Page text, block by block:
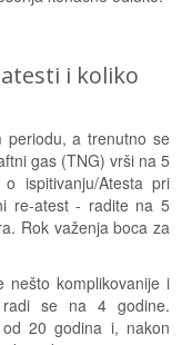
i koliko
periodu, a trenutno se
gas (TNG) vrši na 5
ispitivanju/Atesta pri
re-atest - radite na 5
Rok važenja boca za
nešto komplikovanije i
se na 4 godine.
20 godina i, nakon